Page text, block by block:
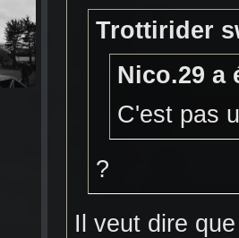
Trottirider
Nico.29 a
C'est pas
?
Il veut dire